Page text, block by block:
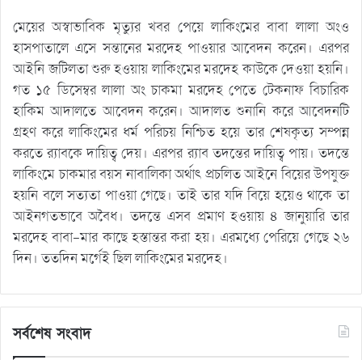
মেয়ের অস্বাভাবিক মৃত্যুর খবর পেয়ে লাকিংমের বাবা লালা অংও
হাসপাতালে এসে সন্তানের মরদেহ পাওয়ার আবেদন করেন। এরপর
আইনি জটিলতা শুরু হওয়ায় লাকিংমের মরদেহ কাউকে দেওয়া হয়নি।
গত ১৫ ডিসেম্বর লালা অং চাকমা মরদেহ পেতে টেকনাফ বিচারিক
হাকিম আদালতে আবেদন করেন। আদালত শুনানি করে আবেদনটি
গ্রহণ করে লাকিংমের ধর্ম পরিচয় নিশ্চিত হয়ে তার শেষকৃত্য সম্পন্ন
করতে র‌্যাবকে দায়িত্ব দেয়। এরপর র‌্যাব তদন্তের দায়িত্ব পায়। তদন্তে
লাকিংমে চাকমার বয়স নাবালিকা অর্থাৎ প্রচলিত আইনে বিয়ের উপযুক্ত
হয়নি বলে সত্যতা পাওয়া গেছে। তাই তার যদি বিয়ে হয়েও থাকে তা
আইনগতভাবে অবৈধ। তদন্তে এসব প্রমাণ হওয়ায় ৪ জানুয়ারি তার
মরদেহ বাবা-মার কাছে হস্তান্তর করা হয়। এরমধ্যে পেরিয়ে গেছে ২৬
দিন। ততদিন মর্গেই ছিল লাকিংমের মরদেহ।
সর্বশেষ সংবাদ